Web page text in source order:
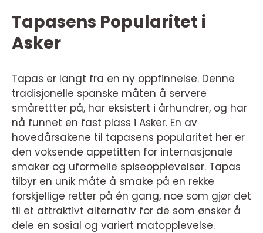
Tapasens Popularitet i
Asker
Tapas er langt fra en ny oppfinnelse. Denne
tradisjonelle spanske måten å servere
smårettter på, har eksistert i århundrer, og har
nå funnet en fast plass i Asker. En av
hovedårsakene til tapasens popularitet her er
den voksende appetitten for internasjonale
smaker og uformelle spiseopplevelser. Tapas
tilbyr en unik måte å smake på en rekke
forskjellige retter på én gang, noe som gjør det
til et attraktivt alternativ for de som ønsker å
dele en sosial og variert matopplevelse.